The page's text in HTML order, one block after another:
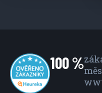
100 %